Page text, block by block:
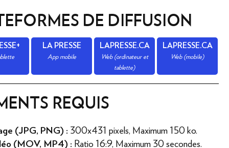
DE DIFFUSION
LA PRESSE
App mobile
LAPRESSE.CA
Web (ordinateur et
tablette)
LAPRESSE.CA
Web (mobile)
REQUIS
(JPG, PNG) : 300x431 pixels, Maximum 150 ko.
(MOV, MP4) : Ratio 16:9, Maximum 30 secondes.